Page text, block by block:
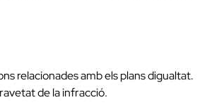
relacionades amb els plans digualtat.
de la infracció.